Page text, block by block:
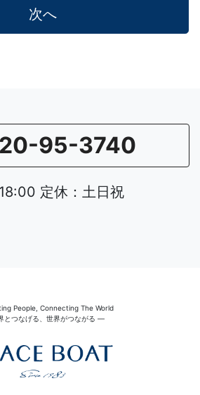
次へ
95-3740
定休：土日祝
People, Connecting The World
とつなげる、世界がつながる ―